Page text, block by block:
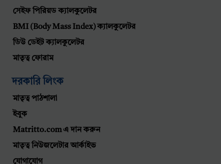
সেইফ পিরিয়ড ক্যালকুলেটর
BMI (Body Mass Index) ক্যালকুলেটর
ডিউ ডেইট ক্যালকুলেটর
মাতৃত্ব ফোরাম
দরকারি লিংক
মাতৃত্ব পাঠশালা
ইবুক
Matritto.com এ দান করুন
মাতৃত্ব নিউজলেটার আর্কাইভ
যোগাযোগ